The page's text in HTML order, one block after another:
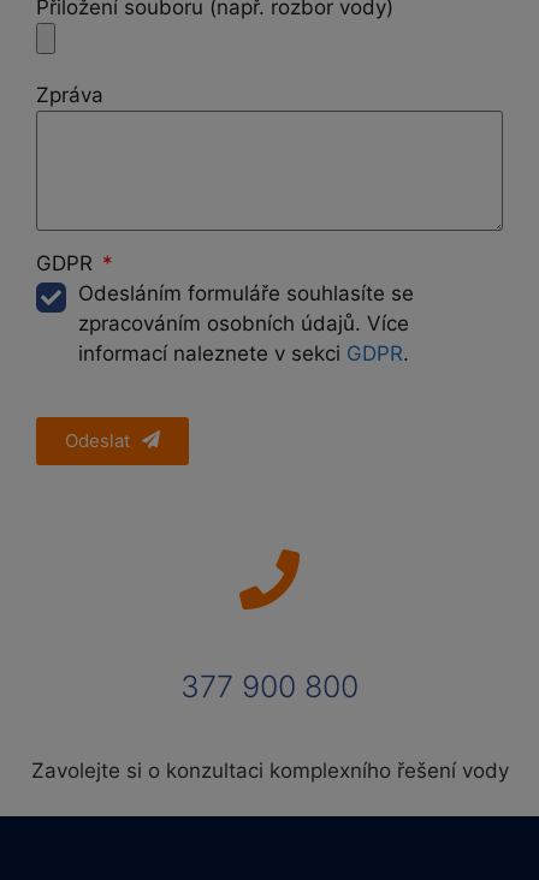
Přiložení souboru (např. rozbor vody)
Zpráva
GDPR
Odesláním formuláře souhlasíte se
zpracováním osobních údajů. Více
informací naleznete v sekci GDPR.
Odeslat
377 900 800
Zavolejte si o konzultaci komplexního řešení vody